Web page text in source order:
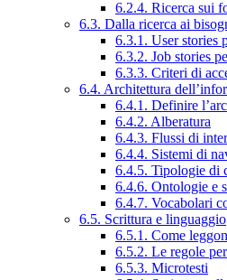
6.2.4. Ricerca sui
6.3. Dalla ricerca ai
6.3.1. User stories
6.3.2. Job stories
6.3.3. Criteri di
6.4. Architettura
6.4.1. Definire
6.4.2. Alberatura
6.4.3. Flussi di
6.4.4. Sistemi di
6.4.5. Tipologie di
6.4.6. Ontologie e
6.4.7. Vocabolari
6.5. Scrittura e linguaggio
6.5.1. Come
6.5.2. Le regole
6.5.3. Microtesti